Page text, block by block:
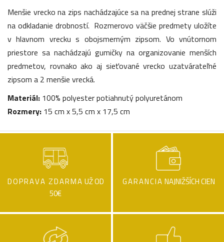
Menšie vrecko na zips nachádzajúce sa na prednej strane slúži
na odkladanie drobností. Rozmerovo väčšie predmety uložíte
v hlavnom vrecku s obojsmerným zipsom. Vo vnútornom
priestore sa nachádzajú gumičky na organizovanie menších
predmetov, rovnako ako aj sieťované vrecko uzatvárateľné
zipsom a 2 menšie vrecká.
Materiál: 100% polyester potiahnutý polyuretánom
Rozmery: 15 cm x 5,5 cm x 17,5 cm
DOPRAVA ZDARMA UŽ OD
50€
GARANCIA NAJNIŽŠÍCH CIEN